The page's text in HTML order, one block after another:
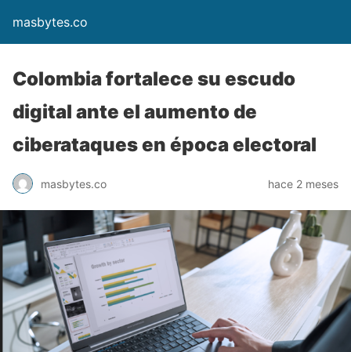
masbytes.co
Colombia fortalece su escudo
digital ante el aumento de
ciberataques en época electoral
masbytes.co hace 2 meses